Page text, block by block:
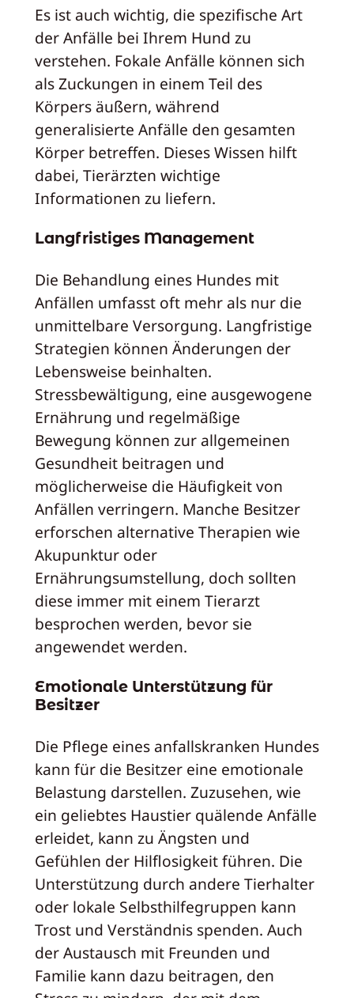
Es ist auch wichtig, die spezifische Art
der Anfälle bei Ihrem Hund zu
verstehen. Fokale Anfälle können sich
als Zuckungen in einem Teil des
Körpers äußern, während
generalisierte Anfälle den gesamten
Körper betreffen. Dieses Wissen hilft
dabei, Tierärzten wichtige
Informationen zu liefern.
Langfristiges Management
Die Behandlung eines Hundes mit
Anfällen umfasst oft mehr als nur die
unmittelbare Versorgung. Langfristige
Strategien können Änderungen der
Lebensweise beinhalten.
Stressbewältigung, eine ausgewogene
Ernährung und regelmäßige
Bewegung können zur allgemeinen
Gesundheit beitragen und
möglicherweise die Häufigkeit von
Anfällen verringern. Manche Besitzer
erforschen alternative Therapien wie
Akupunktur oder
Ernährungsumstellung, doch sollten
diese immer mit einem Tierarzt
besprochen werden, bevor sie
angewendet werden.
Emotionale Unterstützung für
Besitzer
Die Pflege eines anfallskranken Hundes
kann für die Besitzer eine emotionale
Belastung darstellen. Zuzusehen, wie
ein geliebtes Haustier quälende Anfälle
erleidet, kann zu Ängsten und
Gefühlen der Hilflosigkeit führen. Die
Unterstützung durch andere Tierhalter
oder lokale Selbsthilfegruppen kann
Trost und Verständnis spenden. Auch
der Austausch mit Freunden und
Familie kann dazu beitragen, den